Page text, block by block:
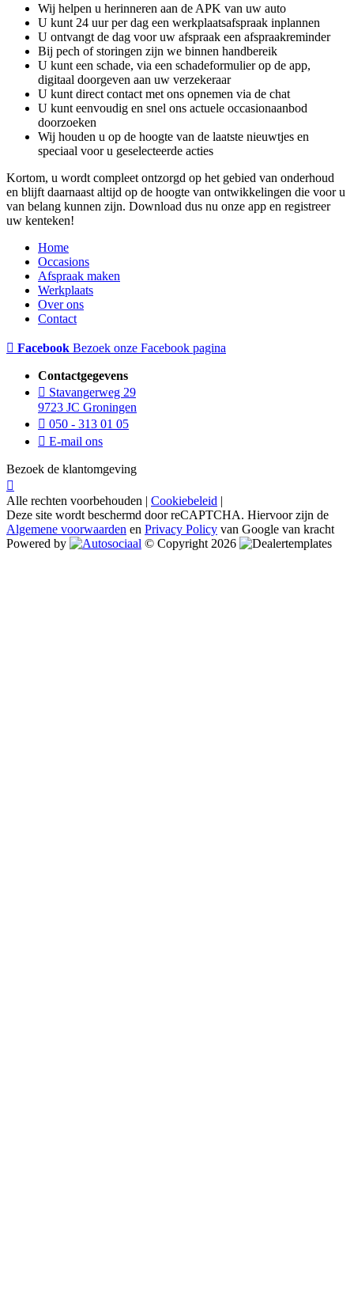
Wij helpen u herinneren aan de APK van uw auto
U kunt 24 uur per dag een werkplaatsafspraak inplannen
U ontvangt de dag voor uw afspraak een afspraakreminder
Bij pech of storingen zijn we binnen handbereik
U kunt een schade, via een schadeformulier op de app,
digitaal doorgeven aan uw verzekeraar
U kunt direct contact met ons opnemen via de chat
U kunt eenvoudig en snel ons actuele occasionaanbod
doorzoeken
Wij houden u op de hoogte van de laatste nieuwtjes en
speciaal voor u geselecteerde acties
Kortom, u wordt compleet ontzorgd op het gebied van onderhoud
en blijft daarnaast altijd op de hoogte van ontwikkelingen die voor u
van belang kunnen zijn. Download dus nu onze app en registreer
uw kenteken!
Home
Occasions
Afspraak maken
Werkplaats
Over ons
Contact
Facebook Bezoek onze Facebook pagina
Contactgegevens
Stavangerweg 29
9723 JC Groningen
050 - 313 01 05
E-mail ons
Bezoek de klantomgeving
Alle rechten voorbehouden | Cookiebeleid |
Deze site wordt beschermd door reCAPTCHA. Hiervoor zijn de
Algemene voorwaarden en Privacy Policy van Google van kracht
Powered by
© Copyright 2026